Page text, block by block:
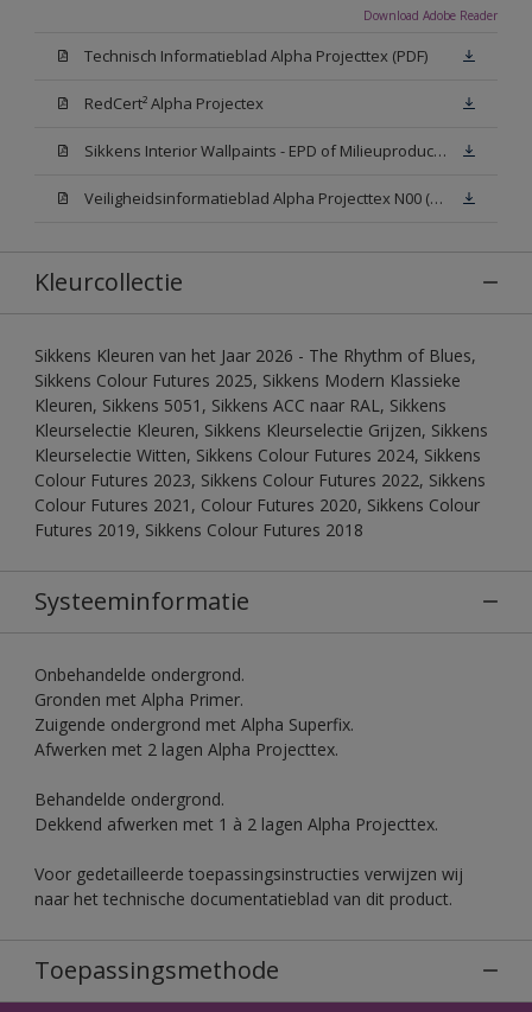
Download Adobe Reader
Technisch Informatieblad Alpha Projecttex (PDF)
RedCert² Alpha Projectex
Sikkens Interior Wallpaints - EPD of Milieuproductverklaring
Veiligheidsinformatieblad Alpha Projecttex N00 (MSDS)
Kleurcollectie
Sikkens Kleuren van het Jaar 2026 - The Rhythm of Blues,
Sikkens Colour Futures 2025, Sikkens Modern Klassieke
Kleuren, Sikkens 5051, Sikkens ACC naar RAL, Sikkens
Kleurselectie Kleuren, Sikkens Kleurselectie Grijzen, Sikkens
Kleurselectie Witten, Sikkens Colour Futures 2024, Sikkens
Colour Futures 2023, Sikkens Colour Futures 2022, Sikkens
Colour Futures 2021, Colour Futures 2020, Sikkens Colour
Futures 2019, Sikkens Colour Futures 2018
Systeeminformatie
Onbehandelde ondergrond.
Gronden met Alpha Primer.
Zuigende ondergrond met Alpha Superfix.
Afwerken met 2 lagen Alpha Projecttex.
Behandelde ondergrond.
Dekkend afwerken met 1 à 2 lagen Alpha Projecttex.
Voor gedetailleerde toepassingsinstructies verwijzen wij
naar het technische documentatieblad van dit product.
Toepassingsmethode